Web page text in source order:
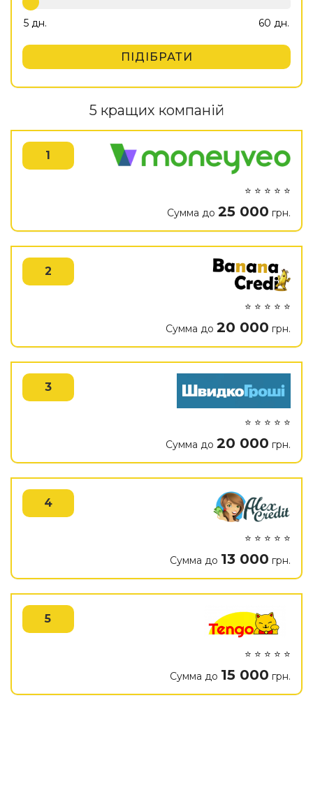
ПІДІБРАТИ
5 кращих компаній
1
⭐ ⭐ ⭐ ⭐ ⭐
Сумма до 25 000 грн.
2
⭐ ⭐ ⭐ ⭐ ⭐
Сумма до 20 000 грн.
3
⭐ ⭐ ⭐ ⭐ ⭐
Сумма до 20 000 грн.
4
⭐ ⭐ ⭐ ⭐ ⭐
Сумма до 13 000 грн.
5
⭐ ⭐ ⭐ ⭐ ⭐
Сумма до 15 000 грн.